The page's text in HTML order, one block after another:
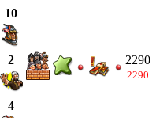
10
2
4
2290
2290